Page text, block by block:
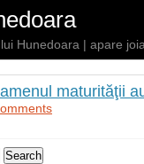
Hunedoara | apare joia
maturităţii